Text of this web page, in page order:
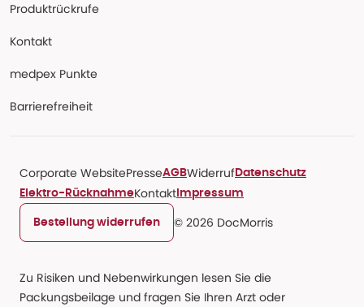
Produktrückrufe
Kontakt
medpex Punkte
Barrierefreiheit
Corporate WebsitePresseAGBWiderruf Datenschutz
Elektro-RücknahmeKontakt Impressum
Bestellung widerrufen © 2026 DocMorris
Zu Risiken und Nebenwirkungen lesen Sie die
Packungsbeilage und fragen Sie Ihren Arzt oder